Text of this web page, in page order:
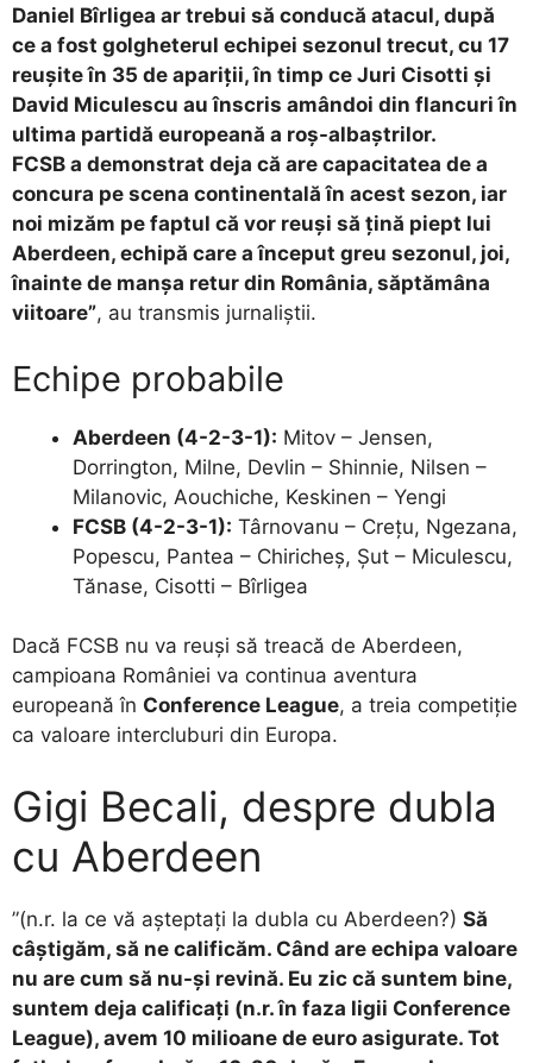
Daniel Bîrligea ar trebui să conducă atacul, după
ce a fost golgheterul echipei sezonul trecut, cu 17
reușite în 35 de apariții, în timp ce Juri Cisotti și
David Miculescu au înscris amândoi din flancuri în
ultima partidă europeană a roș-albaștrilor.
FCSB a demonstrat deja că are capacitatea de a
concura pe scena continentală în acest sezon, iar
noi mizăm pe faptul că vor reuși să țină piept lui
Aberdeen, echipă care a început greu sezonul, joi,
înainte de manșa retur din România, săptămâna
viitoare”, au transmis jurnaliștii.
Echipe probabile
Aberdeen (4-2-3-1): Mitov – Jensen,
Dorrington, Milne, Devlin – Shinnie, Nilsen –
Milanovic, Aouchiche, Keskinen – Yengi
FCSB (4-2-3-1): Târnovanu – Crețu, Ngezana,
Popescu, Pantea – Chiricheș, Șut – Miculescu,
Tănase, Cisotti – Bîrligea
Dacă FCSB nu va reuși să treacă de Aberdeen,
campioana României va continua aventura
europeană în Conference League, a treia competiție
ca valoare intercluburi din Europa.
Gigi Becali, despre dubla
cu Aberdeen
”(n.r. la ce vă așteptați la dubla cu Aberdeen?) Să
câștigăm, să ne calificăm. Când are echipa valoare
nu are cum să nu-și revină. Eu zic că suntem bine,
suntem deja calificați (n.r. în faza ligii Conference
League), avem 10 milioane de euro asigurate. Tot